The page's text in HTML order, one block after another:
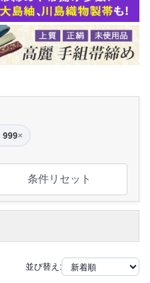
999×
条件リセット
並び替え: